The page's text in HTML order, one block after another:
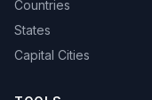
Countries
States
Capital Cities